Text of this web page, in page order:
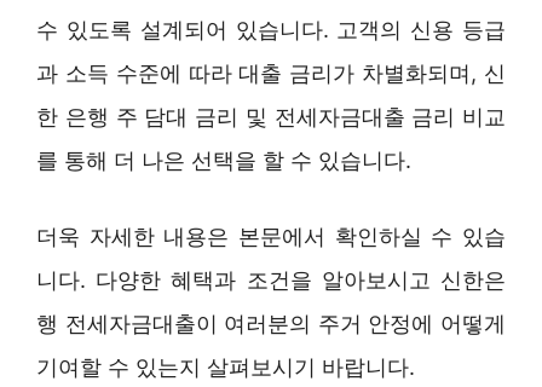
수 있도록 설계되어 있습니다. 고객의 신용 등급
과 소득 수준에 따라 대출 금리가 차별화되며, 신
한 은행 주 담대 금리 및 전세자금대출 금리 비교
를 통해 더 나은 선택을 할 수 있습니다.
더욱 자세한 내용은 본문에서 확인하실 수 있습
니다. 다양한 혜택과 조건을 알아보시고 신한은
행 전세자금대출이 여러분의 주거 안정에 어떻게
기여할 수 있는지 살펴보시기 바랍니다.